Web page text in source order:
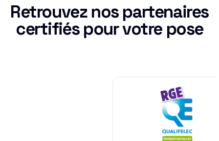
Retrouvez nos partenaires
certifiés pour votre pose